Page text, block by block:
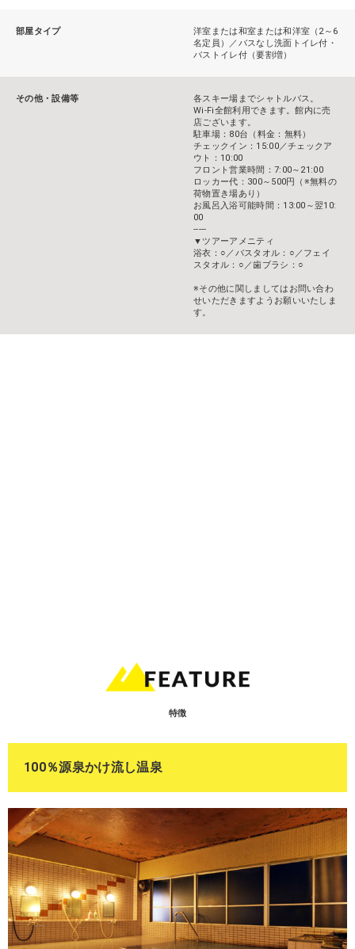
部屋タイプ
洋室または和室または和洋室（2～6
名定員）／バスなし洗面トイレ付・
バストイレ付（要割増）
その他・設備等
各スキー場までシャトルバス。
Wi-Fi全館利用できます。館内に売
店ございます。
駐車場：80台（料金：無料）
チェックイン：15:00／チェックア
ウト：10:00
フロント営業時間：7:00～21:00
ロッカー代：300～500円（※無料の
荷物置き場あり）
お風呂入浴可能時間：13:00～翌10:
00
-----
▼ツアーアメニティ
浴衣：○／バスタオル：○／フェイ
スタオル：○／歯ブラシ：○
※その他に関しましてはお問い合わ
せいただきますようお願いいたしま
す。
特徴
100％源泉かけ流し温泉